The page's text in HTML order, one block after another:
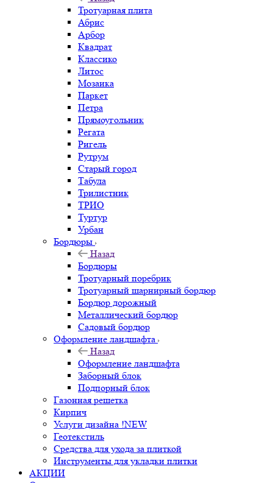
Тротуарная плита
Абрис
Арбор
Квадрат
Классико
Литос
Мозаика
Паркет
Петра
Прямоугольник
Регата
Ригель
Рутрум
Старый город
Табула
Трилистник
ТРИО
Туртур
Урбан
Бордюры
Назад
Бордюры
Тротуарный поребрик
Тротуарный шарнирный бордюр
Бордюр дорожный
Металлический бордюр
Садовый бордюр
Оформление ландшафта
Назад
Оформление ландшафта
Заборный блок
Подпорный блок
Газонная решетка
Кирпич
Услуги дизайна !NEW
Геотекстиль
Средства для ухода за плиткой
Инструменты для укладки плитки
АКЦИИ